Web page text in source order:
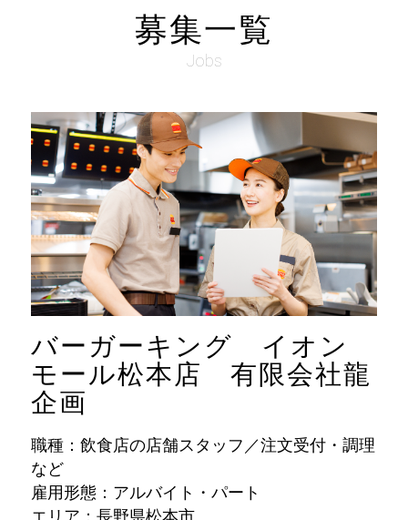
募集一覧
Jobs
バーガーキング イオン
モール松本店 有限会社龍
企画
職種：飲食店の店舗スタッフ／注文受付・調理
など
雇用形態：アルバイト・パート
エリア：長野県松本市